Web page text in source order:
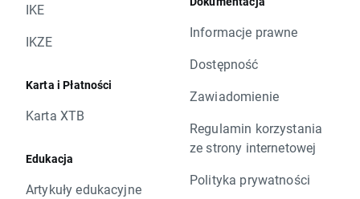
IKE
IKZE
Karta i Płatności
Karta XTB
Edukacja
Artykuły edukacyjne
Informacje prawne
Dostępność
Zawiadomienie
Regulamin korzystania
ze strony internetowej
Polityka prywatności